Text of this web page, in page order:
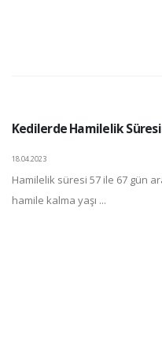
Kedilerde Hamilelik Süresi
18.04.2023
Hamilelik süresi 57 ile 67 gün
hamile kalma yaşı ...